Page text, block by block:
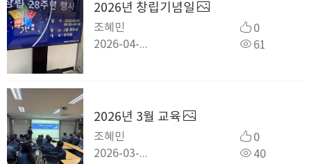
2026년 창립기념일
조혜민
0
61
2026-04-03
2026년 3월 교육
조혜민
0
40
2026-03-27